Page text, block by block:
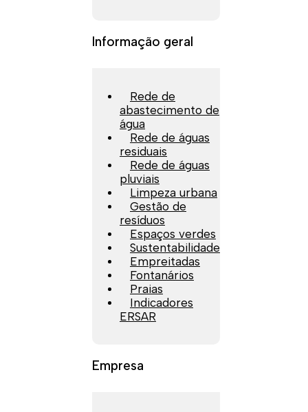
Informação geral
Rede de
abastecimento de
água
Rede de águas
residuais
Rede de águas
pluviais
Limpeza urbana
Gestão de
resíduos
Espaços verdes
Sustentabilidade
Empreitadas
Fontanários
Praias
Indicadores
ERSAR
Empresa